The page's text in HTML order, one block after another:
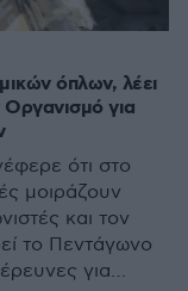
όπλων, λέει
για
ότι στο
μοιράζουν
και τον
το Πεντάγωνο
για